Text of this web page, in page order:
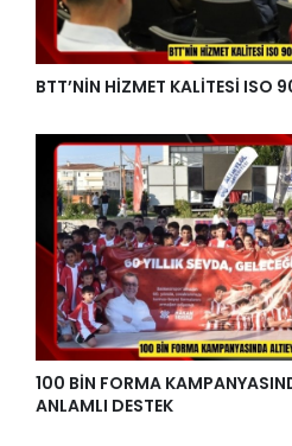
BTT’NİN HİZMET KALİTESİ ISO
100 BİN FORMA
ANLAMLI DESTEK